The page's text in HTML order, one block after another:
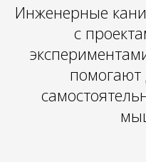
Инженерные
с
помогают